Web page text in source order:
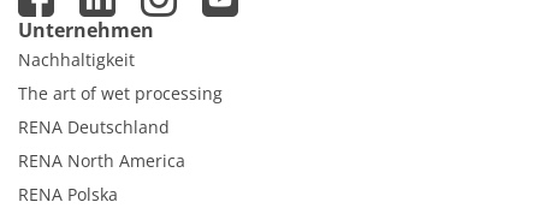
Unternehmen
Nachhaltigkeit
The art of wet processing
RENA Deutschland
RENA North America
RENA Polska